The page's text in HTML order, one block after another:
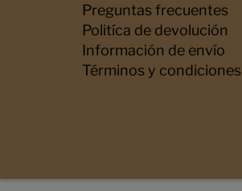
Preguntas frecuentes
Politíca de devolución
Información de envío
Términos y condiciones